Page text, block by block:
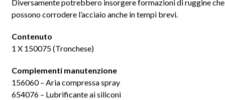
Diversamente potrebbero insorgere formazioni di ruggine che
possono corrodere l’acciaio anche in tempi brevi.
Contenuto
1 X 150075 (Tronchese)
Complementi manutenzione
156060 – Aria compressa spray
654076 – Lubrificante ai siliconi